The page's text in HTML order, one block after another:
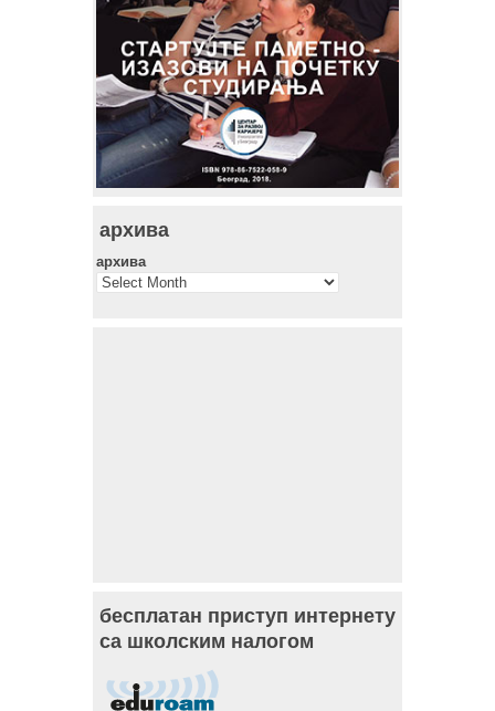
архива
архива
бесплатан приступ интернету
са школским налогом